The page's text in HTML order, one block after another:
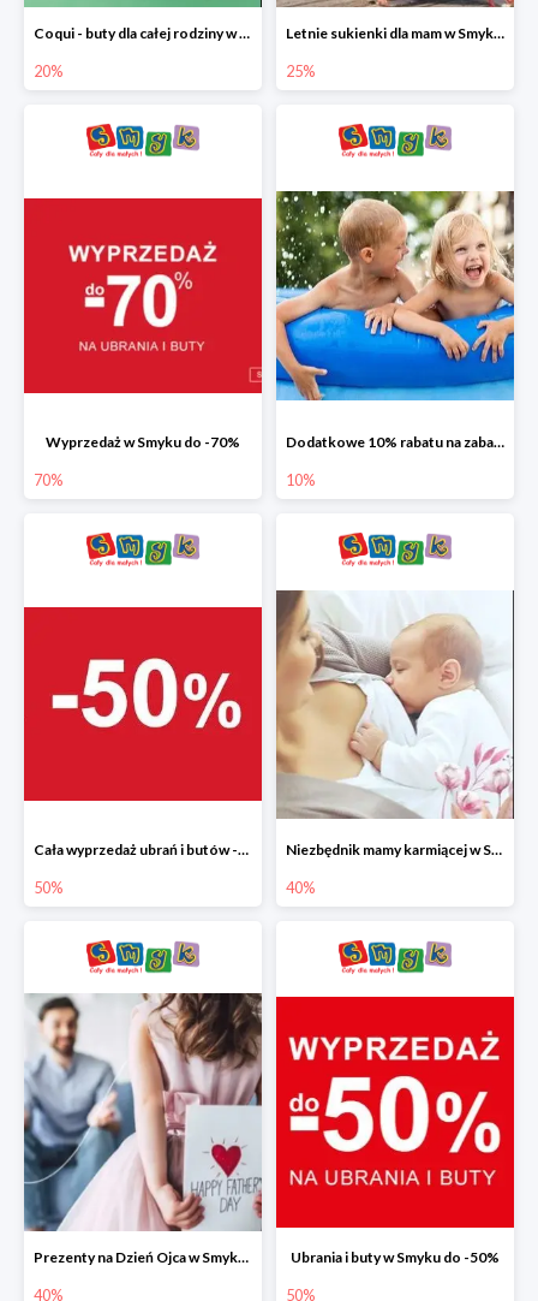
Coqui - buty dla całej rodziny w Smyku do -20%
20%
Letnie sukienki dla mam w Smyku do -25%
25%
Wyprzedaż w Smyku do -70%
70%
Dodatkowe 10% rabatu na zabawki ogrodowe i baseny
10%
Cała wyprzedaż ubrań i butów -50%
50%
Niezbędnik mamy karmiącej w Smyku do -40%
40%
Prezenty na Dzień Ojca w Smyku do -40%
40%
Ubrania i buty w Smyku do -50%
50%